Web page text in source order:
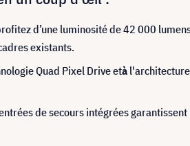
d’une luminosité de 42 000
existants.
Quad Pixel Drive età
de secours intégrées